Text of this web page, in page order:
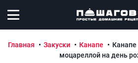
Открыть меню
Главная Закуски Канапе
моцареллой на день